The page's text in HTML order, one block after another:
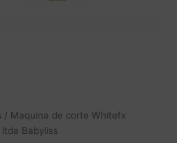
/ Maquina de corte Whitefx
Babyliss